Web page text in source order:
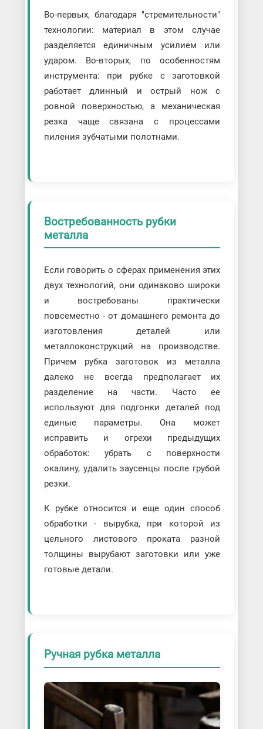
Во-первых, благодаря "стремительности"
технологии: материал в этом случае
разделяется единичным усилием или
ударом. Во-вторых, по особенностям
инструмента: при рубке с заготовкой
работает длинный и острый нож с
ровной поверхностью, а механическая
резка чаще связана с процессами
пиления зубчатыми полотнами.
Востребованность рубки
металла
Если говорить о сферах применения этих
двух технологий, они одинаково широки
и востребованы практически
повсеместно - от домашнего ремонта до
изготовления деталей или
металлоконструкций на производстве.
Причем рубка заготовок из металла
далеко не всегда предполагает их
разделение на части. Часто ее
используют для подгонки деталей под
единые параметры. Она может
исправить и огрехи предыдущих
обработок: убрать с поверхности
окалину, удалить заусенцы после грубой
резки.
К рубке относится и еще один способ
обработки - вырубка, при которой из
цельного листового проката разной
толщины вырубают заготовки или уже
готовые детали.
Ручная рубка металла